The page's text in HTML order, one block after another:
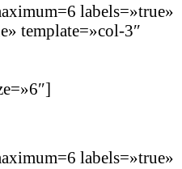
labels=»true»
template=»col-3″
labels=»true»